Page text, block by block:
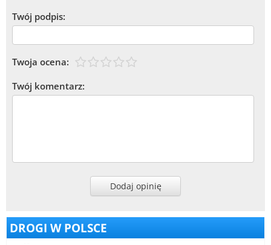
Twój podpis:
Twoja ocena:
Twój komentarz:
Dodaj opinię
DROGI W POLSCE